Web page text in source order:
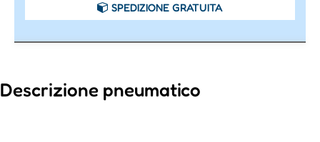
SPEDIZIONE GRATUITA
Descrizione pneumatico